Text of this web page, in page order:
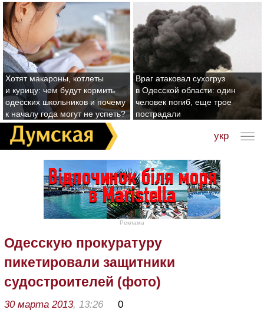
Хотят макароны, котлеты
и курицу: чем будут кормить
одесских школьников и почему
к началу года могут не успеть?
Враг атаковал сухогруз
в Одесской области: один
человек погиб, еще трое
пострадали
укр
Реклама
Одесскую прокуратуру
пикетировали защитники
судостроителей (фото)
30 марта 2013, 13:26 0